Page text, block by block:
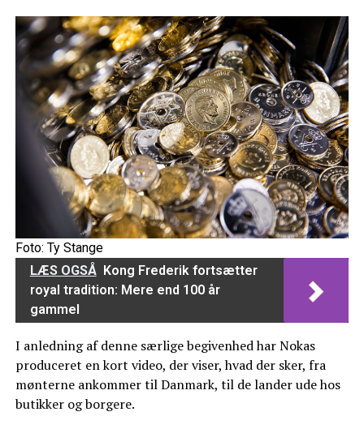
Foto: Ty Stange
LÆS OGSÅ Kong Frederik fortsætter
royal tradition: Mere end 100 år
gammel
I anledning af denne særlige begivenhed har Nokas
produceret en kort video, der viser, hvad der sker, fra
mønterne ankommer til Danmark, til de lander ude hos
butikker og borgere.